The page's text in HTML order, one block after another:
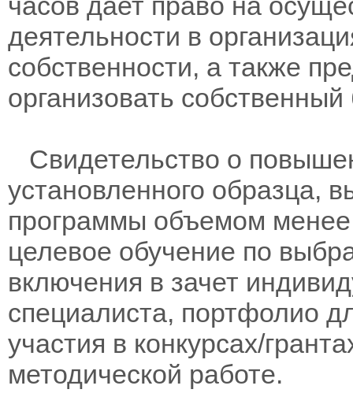
деятельности в
собственности, а также
организовать
Свидетельство о
установленного образца,
программы объемом менее
целевое обучение по
включения в зачет
специалиста, портфолио
участия в конкурсах/
методической работе.